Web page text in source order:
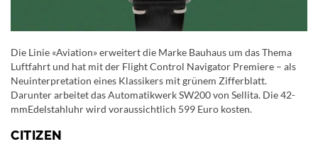
Die Linie «Aviation» erweitert die Marke Bauhaus um das Thema
Luftfahrt und hat mit der Flight Control Navigator Premiere – als
Neuinterpretation eines Klassikers mit grünem Zifferblatt.
Darunter arbeitet das Automatikwerk SW200 von Sellita. Die 42-
mmEdelstahluhr wird voraussichtlich 599 Euro kosten.
CITIZEN